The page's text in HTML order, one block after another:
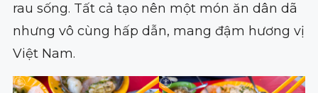
rau sống. Tất cả tạo nên một món ăn dân dã
nhưng vô cùng hấp dẫn, mang đậm hương vị
Việt Nam.